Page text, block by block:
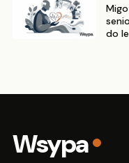
do
Wsypa